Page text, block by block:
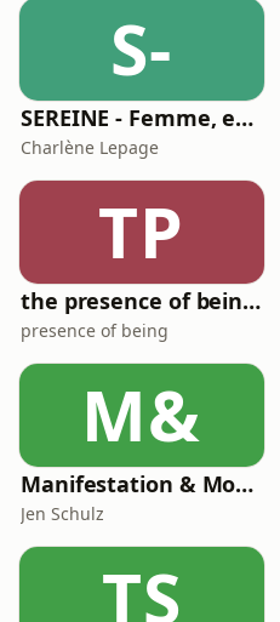
S-
SEREINE - Femme, entrepreneure, maman et leader sereine /Par Charlène Lepage
Charlène Lepage
TP
the presence of being podcast
presence of being
M&
Manifestation & Money
Jen Schulz
TS